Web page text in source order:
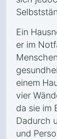
Ein
er im
einem
vier
da sie im
Dadurch
und